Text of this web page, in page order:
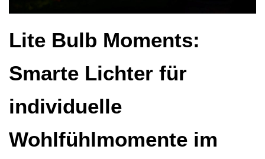
Lite Bulb Moments:
Smarte Lichter für
individuelle
Wohlfühlmomente im